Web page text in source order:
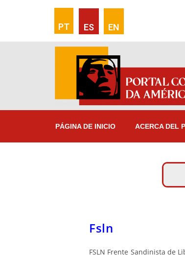
PT ES EN
PÁGINA DE INICIO ACERCA DEL
Fsln
FSLN Frente Sandinista de